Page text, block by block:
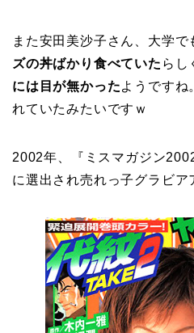
また安田美沙子さん、大学で
ズの丼ばかり食べていた らし
には目が無かったようですね
れていたみたいですｗ
2002年、『ミスマガジン
に選出され売れっ子グラビア